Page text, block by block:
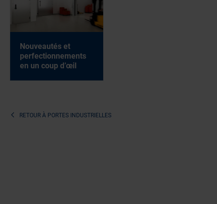
Nouveautés et
perfectionnements
en un coup d’œil
RETOUR À PORTES INDUSTRIELLES